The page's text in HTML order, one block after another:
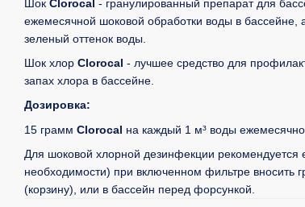
Шок Clorocal - гранулированный препарат для
ежемесячной шоковой обработки воды в бассейне,
зеленый оттенок воды.
Шок хлор Clorocal - лучшее средство для
запах хлора в бассейне.
Дозировка:
15 грамм Clorocal на каждый 1 м³ воды ежемесячно.
Для шоковой хлорной дезинфекции
необходимости) при включенном фильтре вносить
(корзину), или в бассейн перед форсункой.